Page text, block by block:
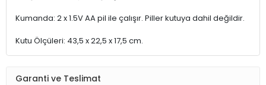
Kumanda: 2 x 1.5V AA pil ile çalışır. Piller kutuya dahil değildir.
Kutu Ölçüleri: 43,5 x 22,5 x 17,5 cm.
Garanti ve Teslimat